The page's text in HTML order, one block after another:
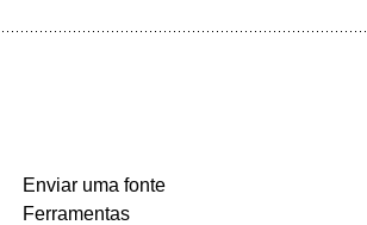
Enviar uma fonte
Ferramentas